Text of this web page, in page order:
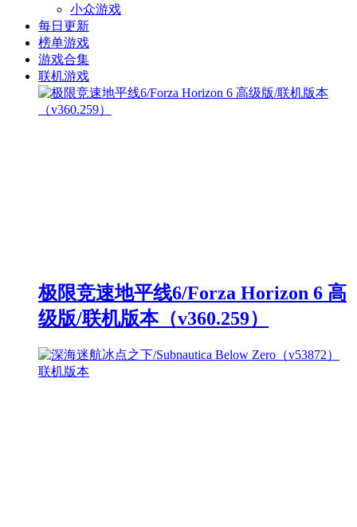
小众游戏
每日更新
榜单游戏
游戏合集
联机游戏
极限竞速地平线6/Forza Horizon 6 高
级版/联机版本（v360.259）